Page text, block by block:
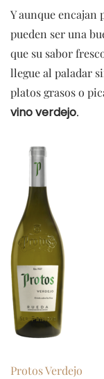
Y aunque
pueden ser una
que su sabor
llegue al paladar
platos grasos o
vino verdejo.
Protos Verdejo